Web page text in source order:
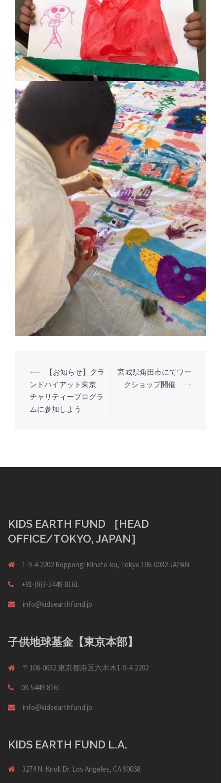
投
稿
ナ
ビ
⟵
【お知らせ】グラ
ンドハイアット東京
チャリティープログラ
ムに参加しよう
宮城県角田市にてワー
クショップ開催
⟶
KIDS EARTH FUND ［HEAD
OFFICE/TOKYO, JAPAN］
1-9-4-2202 Roppongi Minato-ku, Tokyo 106-0032 JAPAN
+81-(0)3-5449-8161
info@kidsearthfund.jp
子供地球基金【東京本部】
〒106-0032 東京都港区六本木1-9-4-2202
03-5449-8161
info@kidsearthfund.jp
KIDS EARTH FUND L.A.
3274 N. Knoll Dr. Los Angeles, CA 90068.